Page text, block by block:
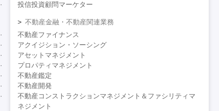
投信投資顧問マーケター
不動産金融・不動産関連業務
不動産ファイナンス
アクイジション・ソーシング
アセットマネジメント
プロパティマネジメント
不動産鑑定
不動産開発
不動産コンストラクションマネジメント＆ファシリティマ
ネジメント